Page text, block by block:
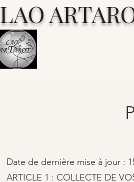
LAO
Date de dernière mise à jour :
ARTICLE 1 : COLLECTE DE